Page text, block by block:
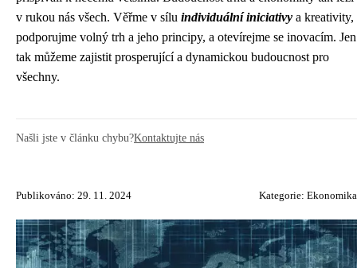
v rukou nás všech. Věřme v sílu individuální iniciativy a kreativity,
podporujme volný trh a jeho principy, a otevírejme se inovacím. Jen
tak můžeme zajistit prosperující a dynamickou budoucnost pro
všechny.
Našli jste v článku chybu?Kontaktujte nás
Publikováno: 29. 11. 2024 Kategorie: Ekonomika